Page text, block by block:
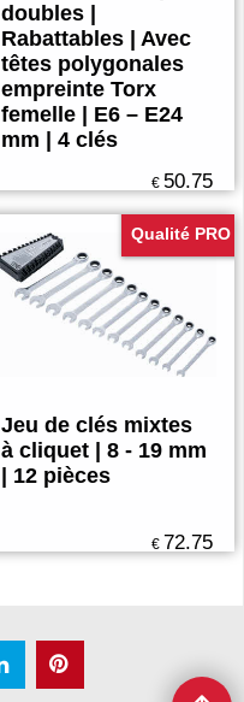
doubles |
Rabattables | Avec
têtes polygonales
empreinte Torx
femelle | E6 – E24
mm | 4 clés
€ 50.75
Qualité PRO
Jeu de clés mixtes
à cliquet | 8 - 19 mm
| 12 pièces
€ 72.75